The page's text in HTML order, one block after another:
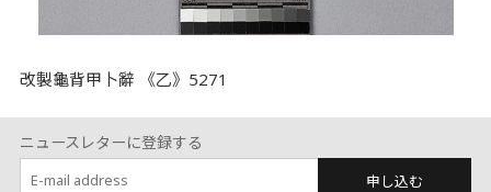
改製龜背甲卜辭 《乙》5271
ニュースレターに登録する
申し込む